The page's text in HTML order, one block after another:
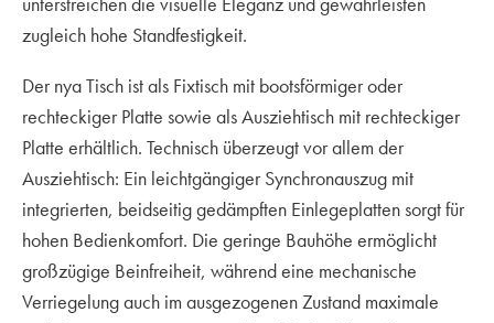
zugleich hohe Standfestigkeit.
Der nya Tisch ist als Fixtisch mit bootsförmiger oder
rechteckiger Platte sowie als Ausziehtisch mit rechteckiger
Platte erhältlich. Technisch überzeugt vor allem der
Ausziehtisch: Ein leichtgängiger Synchronauszug mit
integrierten, beidseitig gedämpften Einlegeplatten sorgt für
hohen Bedienkomfort. Die geringe Bauhöhe ermöglicht
großzügige Beinfreiheit, während eine mechanische
Verriegelung auch im ausgezogenen Zustand maximale